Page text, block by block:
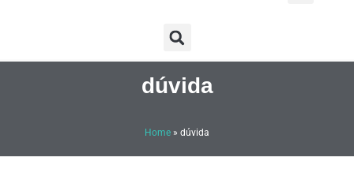
dúvida
Home » dúvida